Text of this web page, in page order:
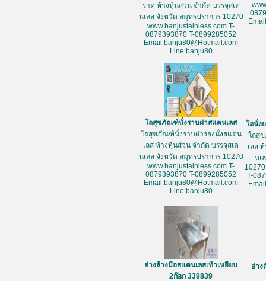
ราด ห้างหุ้นส่วน จำกัด บรรจุสเต
นเลส จังหวัด สมุทรปราการ 10270
www.banjustainless.com T-
0879393870 T-0899285052
Email:banju80@Hotmail.com
Line:banju80
โถสุขภัณฑ์นั่งราบฝาสแตนเลส
โถสุขภัณฑ์นั่งราบฝารองนั่งสแตน
เลส ห้างหุ้นส่วน จำกัด บรรจุสเต
นเลส จังหวัด สมุทรปราการ 10270
www.banjustainless.com T-
0879393870 T-0899285052
Email:banju80@Hotmail.com
Line:banju80
โถนั่ง
โถสุ
เลส
นเ
T-
อ่างล้างมือสแตนเลสเท้าเหยียบ
2ก๊อก 339839
อ่าง